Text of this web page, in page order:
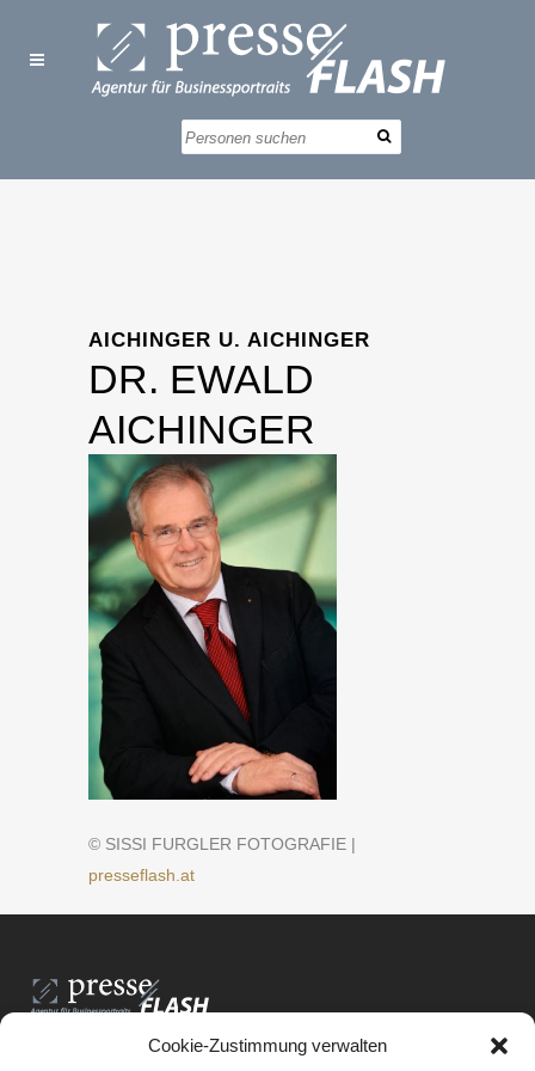
Cookie-Zustimmung verwalten
AICHINGER U. AICHINGER
DR. EWALD
AICHINGER
© SISSI FURGLER FOTOGRAFIE |
presseflash.at
PresseFlash e.U.